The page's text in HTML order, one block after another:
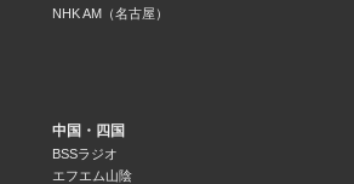
NHK AM（名古屋）
中国・四国
BSSラジオ
エフエム山陰